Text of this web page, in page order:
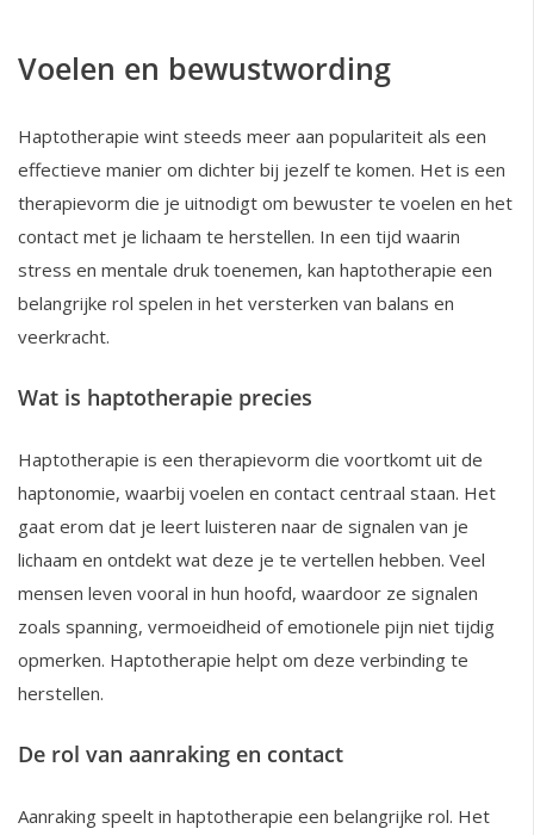
Voelen en bewustwording
Haptotherapie wint steeds meer aan populariteit als een
effectieve manier om dichter bij jezelf te komen. Het is een
therapievorm die je uitnodigt om bewuster te voelen en het
contact met je lichaam te herstellen. In een tijd waarin
stress en mentale druk toenemen, kan haptotherapie een
belangrijke rol spelen in het versterken van balans en
veerkracht.
Wat is haptotherapie precies
Haptotherapie is een therapievorm die voortkomt uit de
haptonomie, waarbij voelen en contact centraal staan. Het
gaat erom dat je leert luisteren naar de signalen van je
lichaam en ontdekt wat deze je te vertellen hebben. Veel
mensen leven vooral in hun hoofd, waardoor ze signalen
zoals spanning, vermoeidheid of emotionele pijn niet tijdig
opmerken. Haptotherapie helpt om deze verbinding te
herstellen.
De rol van aanraking en contact
Aanraking speelt in haptotherapie een belangrijke rol. Het